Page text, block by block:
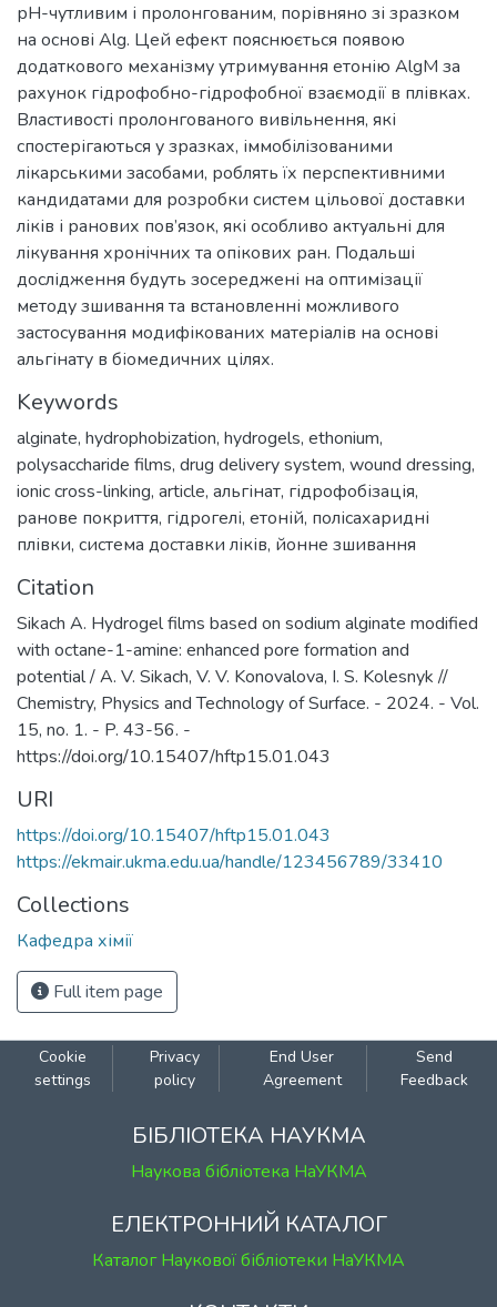
рН-чутливим і пролонгованим, порівняно зі зразком
на основі Alg. Цей ефект пояснюється появою
додаткового механізму утримування етонію AlgM за
рахунок гідрофобно-гідрофобної взаємодії в плівках.
Властивості пролонгованого вивільнення, які
спостерігаються у зразках, іммобілізованими
лікарськими засобами, роблять їх перспективними
кандидатами для розробки систем цільової доставки
ліків і ранових пов’язок, які особливо актуальні для
лікування хронічних та опікових ран. Подальші
дослідження будуть зосереджені на оптимізації
методу зшивання та встановленні можливого
застосування модифікованих матеріалів на основі
альгінату в біомедичних цілях.
Keywords
alginate, hydrophobization, hydrogels, ethonium,
polysaccharide films, drug delivery system, wound dressing,
ionic cross-linking, article, альгінат, гідрофобізація,
ранове покриття, гідрогелі, етоній, полісахаридні
плівки, система доставки ліків, йонне зшивання
Citation
Sikach A. Hydrogel films based on sodium alginate modified
with octane-1-amine: enhanced pore formation and
potential / A. V. Sikach, V. V. Konovalova, I. S. Kolesnyk //
Chemistry, Physics and Technology of Surface. - 2024. - Vol.
15, no. 1. - P. 43-56. -
https://doi.org/10.15407/hftp15.01.043
URI
https://doi.org/10.15407/hftp15.01.043
https://ekmair.ukma.edu.ua/handle/123456789/33410
Collections
Кафедра хімії
Full item page
Cookie
settings
Privacy
policy
End User
Agreement
Send
Feedback
БІБЛІОТЕКА НАУКМА
Наукова бібліотека НаУКМА
ЕЛЕКТРОННИЙ КАТАЛОГ
Каталог Наукової бібліотеки НаУКМА